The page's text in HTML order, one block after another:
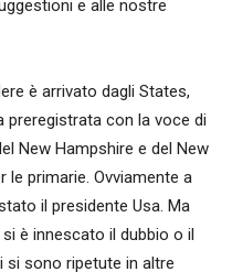
e alle nostre
è arrivato dagli States,
preregistrata con la voce di
New Hampshire e del New
le primarie. Ovviamente a
il presidente Usa. Ma
è innescato il dubbio o il
si sono ripetute in altre